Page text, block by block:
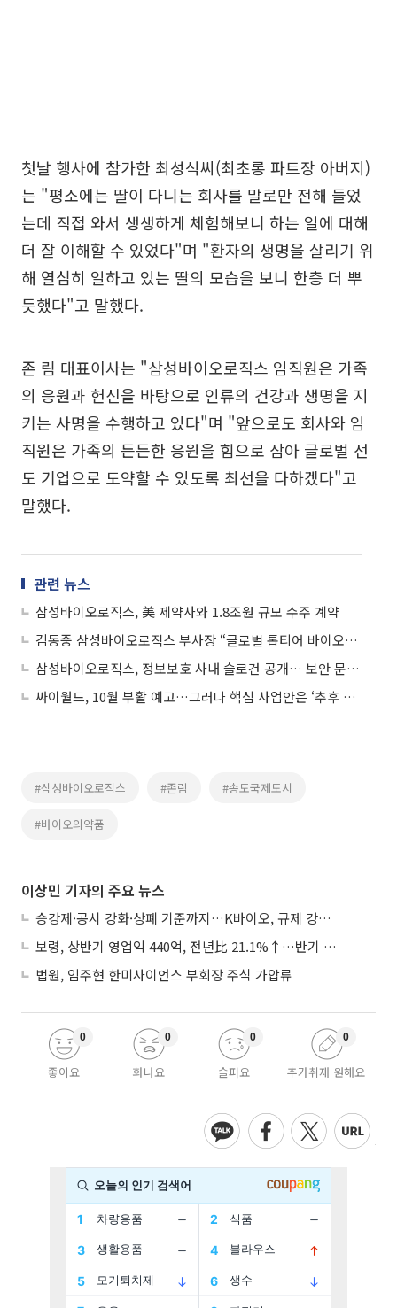
첫날 행사에 참가한 최성식씨(최초롱 파트장 아버지)
는 "평소에는 딸이 다니는 회사를 말로만 전해 들었
는데 직접 와서 생생하게 체험해보니 하는 일에 대해
더 잘 이해할 수 있었다"며 "환자의 생명을 살리기 위
해 열심히 일하고 있는 딸의 모습을 보니 한층 더 뿌
듯했다"고 말했다.
존 림 대표이사는 "삼성바이오로직스 임직원은 가족
의 응원과 헌신을 바탕으로 인류의 건강과 생명을 지
키는 사명을 수행하고 있다"며 "앞으로도 회사와 임
직원은 가족의 든든한 응원을 힘으로 삼아 글로벌 선
도 기업으로 도약할 수 있도록 최선을 다하겠다"고
말했다.
관련 뉴스
삼성바이오로직스, 美 제약사와 1.8조원 규모 수주 계약
김동중 삼성바이오로직스 부사장 “글로벌 톱티어 바이오파마로 도약하겠다”
삼성바이오로직스, 정보보호 사내 슬로건 공개… 보안 문화 고도화 박차
싸이월드, 10월 부활 예고…그러나 핵심 사업안은 ‘추후 공개’
#삼성바이오로직스 #존림 #송도국제도시
#바이오의약품
이상민 기자의 주요 뉴스
승강제·공시 강화·상폐 기준까지…K바이오, 규제 강화에 ‘삼중고’
보령, 상반기 영업익 440억, 전년比 21.1%↑…반기 역대 최대
법원, 임주현 한미사이언스 부회장 주식 가압류
좋아요
0
화나요
0
슬퍼요
0
추가취재 원해요
0